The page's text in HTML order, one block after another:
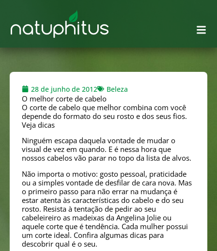
28 de junho de 2012 Beleza
O melhor corte de cabelo
O corte de cabelo que melhor combina com você
depende do formato do seu rosto e dos seus fios.
Veja dicas
Ninguém escapa daquela vontade de mudar o
visual de vez em quando. E é nessa hora que
nossos cabelos vão parar no topo da lista de alvos.
Não importa o motivo: gosto pessoal, praticidade
ou a simples vontade de desfilar de cara nova. Mas
o primeiro passo para não errar na mudança é
estar atenta às características do cabelo e do seu
rosto. Resista à tentação de pedir ao seu
cabeleireiro as madeixas da Angelina Jolie ou
aquele corte que é tendência. Cada mulher possui
um corte ideal. Confira algumas dicas para
descobrir qual é o seu.